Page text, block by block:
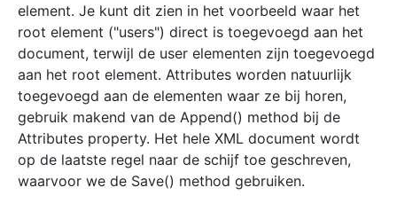
element. Je kunt dit zien in het voorbeeld waar het
root element ("users") direct is toegevoegd aan het
document, terwijl de user elementen zijn toegevoegd
aan het root element. Attributes worden natuurlijk
toegevoegd aan de elementen waar ze bij horen,
gebruik makend van de Append() method bij de
Attributes property. Het hele XML document wordt
op de laatste regel naar de schijf toe geschreven,
waarvoor we de Save() method gebruiken.